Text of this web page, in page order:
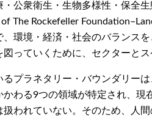
公衆衛生・生物多様性・保全
The Rockefeller
環境・経済・社会のバランス
っていくために、セクターと
プラネタリー・バウンダリー
わる9つの領域が特定され、
われていない。そのため、人